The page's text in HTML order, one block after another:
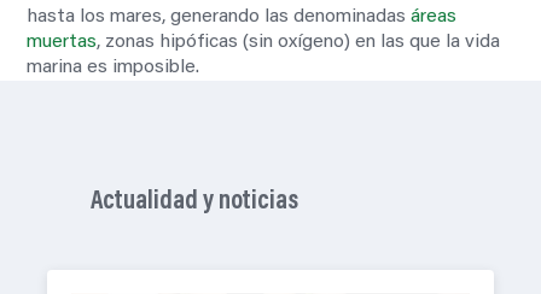
hasta los mares, generando las denominadas áreas
muertas, zonas hipóficas (sin oxígeno) en las que la vida
marina es imposible.
Actualidad y noticias